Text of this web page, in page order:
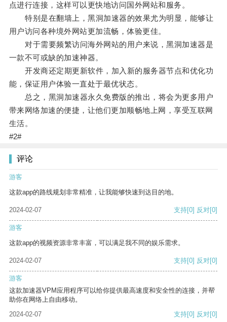
点进行连接，这样可以更快地访问国外网站和服务。
特别是在翻墙上，黑洞加速器的效果尤为明显，能够让
用户访问各种境外网站更加流畅，体验更佳。
对于需要频繁访问海外网站的用户来说，黑洞加速器是
一款不可或缺的加速神器。
开发商还定期更新软件，加入新的服务器节点和优化功
能，保证用户体验一直处于最优状态。
总之，黑洞加速器永久免费版的推出，将会为更多用户
带来网络加速的便捷，让他们更加顺畅地上网，享受互联网
生活。
#2#
评论
游客
这款app的路线规划非常精准，让我能够快速到达目的地。
2024-02-07 支持[0] 反对[0]
游客
这款app的视频资源非常丰富，可以满足我不同的娱乐需求。
2024-02-07 支持[0] 反对[0]
游客
这款加速器VPM应用程序可以给你提供最高速度和安全性的连接，并帮
助你在网络上自由移动。
2024-02-07
支持[0] 反对[0]